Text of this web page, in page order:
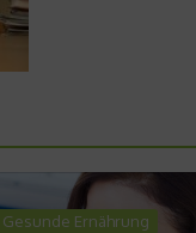
Gesunde Ernährung